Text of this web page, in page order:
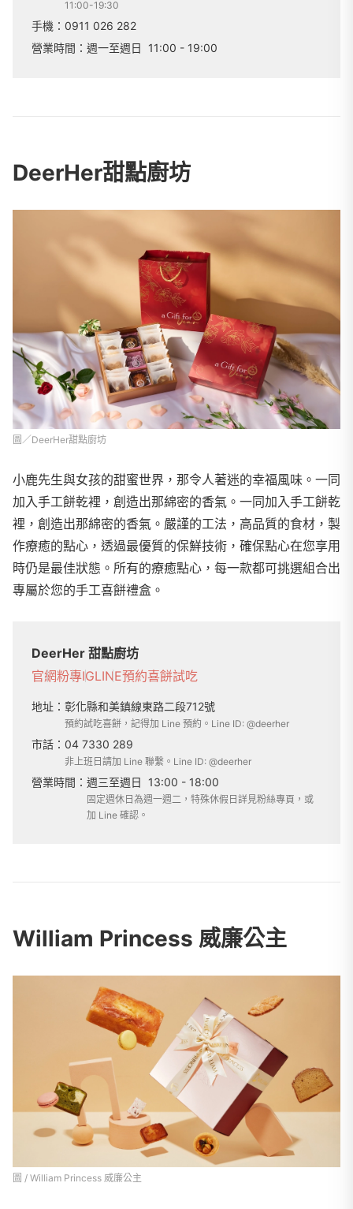
11:00-19:30
手機： 0911 026 282
營業時間： 週一至週日 11:00 - 19:00
DeerHer甜點廚坊
圖／DeerHer甜點廚坊
小鹿先生與女孩的甜蜜世界，那令人著迷的幸福風味。一同
加入手工餅乾裡，創造出那綿密的香氣。一同加入手工餅乾
裡，創造出那綿密的香氣。嚴謹的工法，高品質的食材，製
作療癒的點心，透過最優質的保鮮技術，確保點心在您享用
時仍是最佳狀態。所有的療癒點心，每一款都可挑選組合出
專屬於您的手工喜餅禮盒。
DeerHer 甜點廚坊
官網粉專IGLINE預約喜餅試吃
地址： 彰化縣和美鎮線東路二段712號
預約試吃喜餅，記得加 Line 預約。Line ID: @deerher
市話： 04 7330 289
非上班日請加 Line 聯繫。Line ID: @deerher
營業時間： 週三至週日 13:00 - 18:00
固定週休日為週一週二，特殊休假日詳見粉絲專頁，或
加 Line 確認。
William Princess 威廉公主
圖 / William Princess 威廉公主